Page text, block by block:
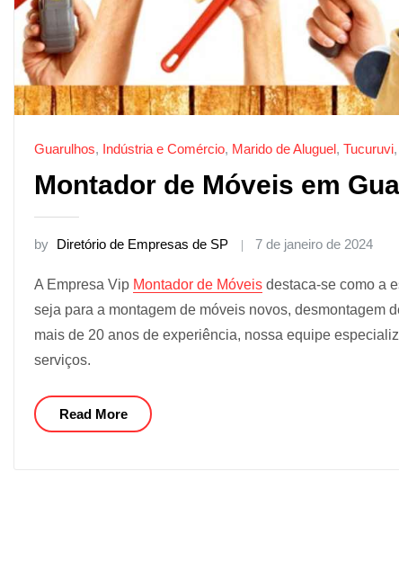
Guarulhos, Indústria e Comércio, Marido de Aluguel, Tucuruvi,
Montador de Móveis em
by Diretório de Empresas de SP 7 de janeiro de 2024
A Empresa Vip Montador de Móveis destaca-se como a
seja para a montagem de móveis novos, desmontagem
mais de 20 anos de experiência, nossa equipe
serviços.
Read More